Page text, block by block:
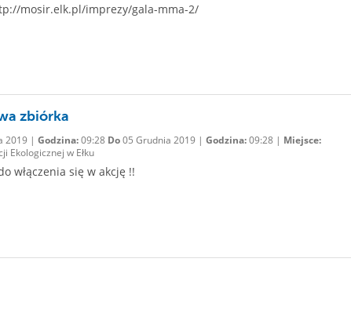
mosir.elk.pl/imprezy/gala-mma-2/
zbiórka
2019 | Godzina:09:28 Do05 Grudnia 2019 | Godzina:09:28 | Miejsce:
Ekologicznej w Ełku
włączenia się w akcję !!